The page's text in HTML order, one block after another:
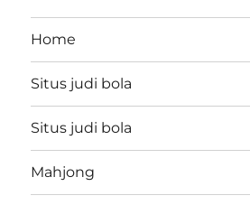
Home
Situs judi bola
Situs judi bola
Mahjong